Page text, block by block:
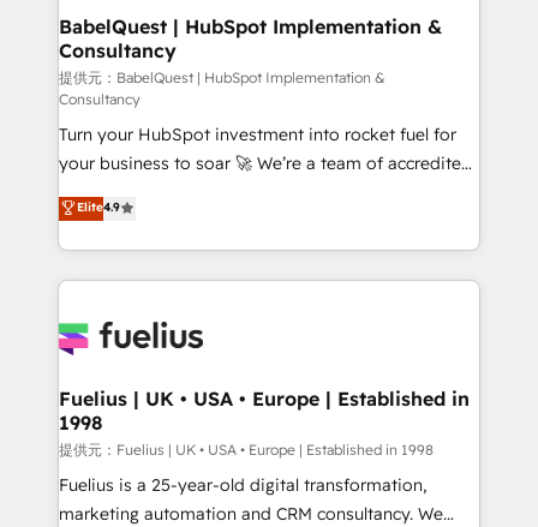
operations A little about us: • Boutique 'Elite' team of
12 • 150+ clients across Sales Hub, Marketing Hub,
Service Hub, Data Hub and CMS • ISO/IEC
27001:2022, ISO 9001:2015, and ISO 42001:2023
certified - the AI management standard • GuardHub:
our AI governance framework, built on ISO 42001
Ready for the next step? Click the 👈 '𝗖𝗼𝗻𝘁𝗮𝗰𝘁
𝗯𝘂𝘀𝗶𝗻𝗲𝘀𝘀' button to get in touch (𝘸𝘦'𝘳𝘦 𝘴𝘶𝘱𝘦𝘳
𝘳𝘦𝘴𝘱𝘰𝘯𝘴𝘪𝘷𝘦)
BabelQuest | HubSpot Implementation &
Consultancy
提供元：BabelQuest | HubSpot Implementation &
Consultancy
Turn your HubSpot investment into rocket fuel for
your business to soar 🚀 We’re a team of accredited
HubSpot experts ready to help you. We can
implement the platform into complex business
environments, optimise what you've got and make
sure you can actually use it, build your website in
for you and execute it on HubSpot. We are on the
framework, meaning we've been accredited by
HubSpot and vetted by the CCS, which means we
can support public sector companies as well the
other ones listed in our profile. Our services: -
HubSpot implementation - HubSpot CMS website
Elite4.9
Fuelius | UK • USA • Europe | Established in
1998
提供元：Fuelius | UK • USA • Europe | Established in 1998
Fuelius is a 25-year-old digital transformation,
marketing automation and CRM consultancy. We